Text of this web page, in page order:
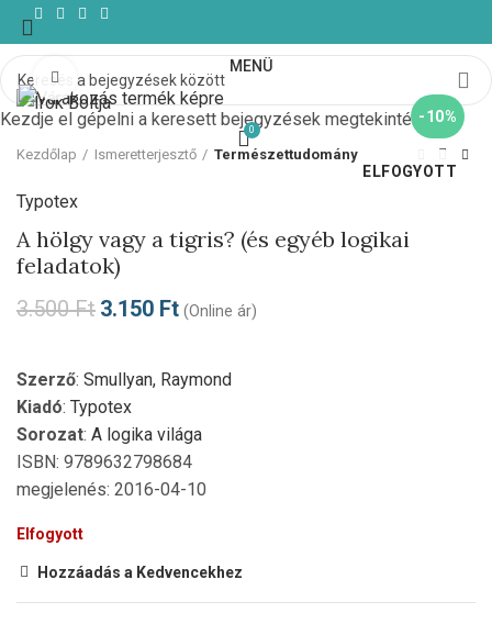
MENÜ
0
-10%
ELFOGYOTT
Click to enlarge
Kezdőlap Ismeretterjesztő Természettudomány
Typotex
A hölgy vagy a tigris? (és egyéb logikai
feladatok)
3.500Ft 3.150 Ft (Online ár)
Szerző: Smullyan, Raymond
Kiadó: Typotex
Sorozat: A logika világa
ISBN: 9789632798684
megjelenés: 2016-04-10
Elfogyott
Hozzáadás a Kedvencekhez
Kezdje el gépelni a keresett bejegyzések megtekintéséhez.